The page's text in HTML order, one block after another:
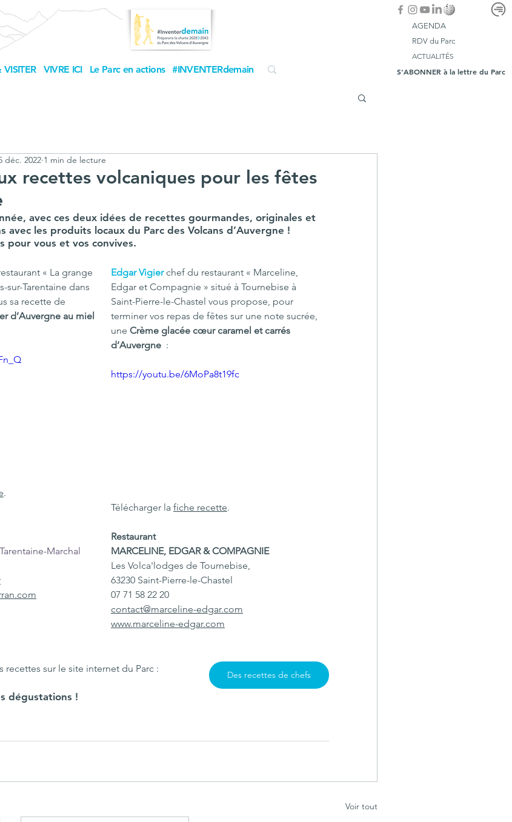
VIVRE ICI Le Parc en actions #INVENTERdemain
AGENDA
RDV du Parc
ACTUALITÉS
S'ABONNER à la lettre du Parc
recettes volcaniques pour les fêtes
déc. 2022 1 min de lecture
avec ces deux idées de recettes gourmandes, originales et
avec les produits locaux du Parc des Volcans d’Auvergne !
pour vous et vos convives.
« La grange
sur-Tarentaine dans
sa recette de
d’Auvergne au miel
.
Marchal
Edgar Vigier chef du restaurant « Marceline,
Edgar et Compagnie » situé à Tournebise à
Saint-Pierre-le-Chastel vous propose, pour
terminer vos repas de fêtes sur une note sucrée,
une Crème glacée cœur caramel et carrés
d’Auvergne :
https://youtu.be/6MoPa8t19fc
Télécharger la fiche recette.
Restaurant
MARCELINE, EDGAR & COMPAGNIE
Les Volca'lodges de Tournebise,
63230 Saint-Pierre-le-Chastel
07 71 58 22 20
contact@marceline-edgar.com
www.marceline-edgar.com
Des recettes de chefs
recettes sur le site internet du Parc :
dégustations !
Voir tout